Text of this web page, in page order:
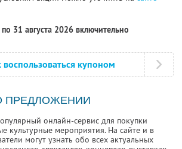
31 августа 2026 включительно
воспользоваться купоном
ПРЕДЛОЖЕНИИ
онлайн-сервис для покупки
культурные мероприятия. На сайте и в
могут узнать обо всех актуальных